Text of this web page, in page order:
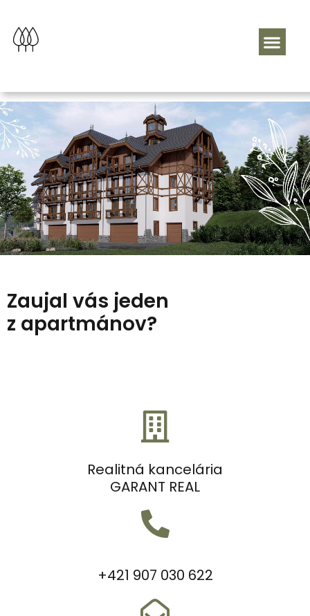
Zaujal vás jeden
z apartmánov?
Realitná kancelária
GARANT REAL
+421 907 030 622